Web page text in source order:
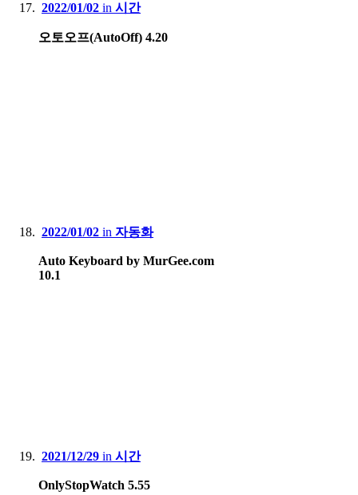
2022/01/02 in 시간
오토오프(AutoOff) 4.20
2022/01/02 in 자동화
Auto Keyboard by MurGee.com
10.1
2021/12/29 in 시간
OnlyStopWatch 5.55